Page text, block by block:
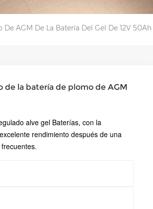
AGM De La Batería Del Gel De 12V 50Ah
de la batería de plomo de AGM
alve gel Baterías, con la
rendimiento después de una